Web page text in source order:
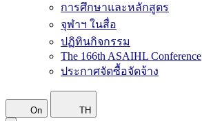
การศึกษาและหลักสูตร
จุฬาฯ ในสื่อ
ปฏิทินกิจกรรม
The 166th ASAIHL Conference
ประกาศจัดซื้อจัดจ้าง
On TH